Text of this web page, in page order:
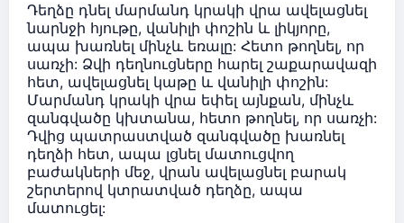
Դեղձը դնել մարմանդ կրակի վրա ավելացնել
նարնջի հյութը, վանիլի փոշին և լիկյորը,
ապա խառնել մինչև եռալը: Հետո թողնել, որ
սառչի: Ձվի դեղնուցները հարել շաքարավազի
հետ, ավելացնել կաթը և վանիլի փոշին:
Մարմանդ կրակի վրա եփել այնքան, մինչև
զանգվածը կխտանա, հետո թողնել, որ սառչի:
Դվից պատրաստված զանգվածը խառնել
դեղձի հետ, ապա լցնել մատուցվող
բաժակների մեջ, վրան ավելացնել բարակ
շերտերով կտրատված դեղձը, ապա
մատուցել: